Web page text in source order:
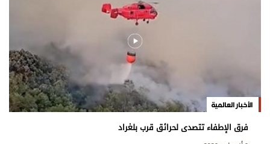
الأخبار العالمية
فرق الإطفاء تتصدى لحرائق قرب بلغراد